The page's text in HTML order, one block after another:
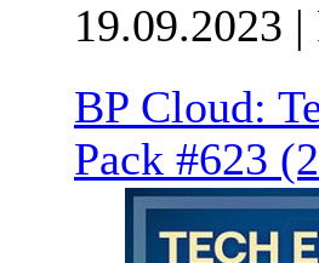
19.09.2023 |
BP Cloud:
Pack #623